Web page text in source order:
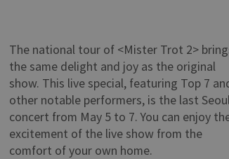
The national tour of <Mister Trot 2>
the same delight and joy as the original
show. This live special, featuring Top 7
other notable performers, is the last
concert from May 5 to 7. You can enjoy
excitement of the live show from the
comfort of your own home.